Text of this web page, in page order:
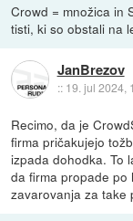
Crowd = množica in
tisti, ki so obstali na
JanBrezov
:: 19. jul 2024,
Recimo, da je
firma pričakujejo
izpada dohodka. To
da firma propade po
zavarovanja za take